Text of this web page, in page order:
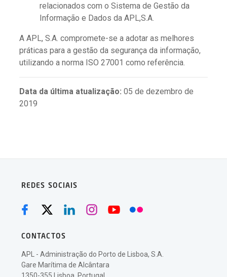
relacionados com o Sistema de Gestão da
Informação e Dados da APL,S.A.
A APL, S.A. compromete-se a adotar as melhores
práticas para a gestão da segurança da informação,
utilizando a norma ISO 27001 como referência.
Data da última atualização: 05 de dezembro de
2019
REDES SOCIAIS
CONTACTOS
APL - Administração do Porto de Lisboa, S.A.
Gare Marítima de Alcântara
1350-355 Lisboa, Portugal